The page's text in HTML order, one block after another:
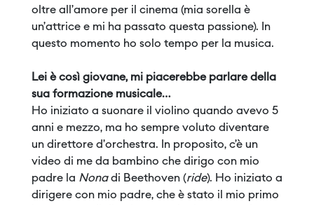
oltre all’amore per il cinema (mia sorella è
un’attrice e mi ha passato questa passione). In
questo momento ho solo tempo per la musica.
Lei è così giovane, mi piacerebbe parlare della
sua formazione musicale…
Ho iniziato a suonare il violino quando avevo 5
anni e mezzo, ma ho sempre voluto diventare
un direttore d’orchestra. In proposito, c’è un
video di me da bambino che dirigo con mio
padre la Nonadi Beethoven (ride). Ho iniziato a
dirigere con mio padre, che è stato il mio primo